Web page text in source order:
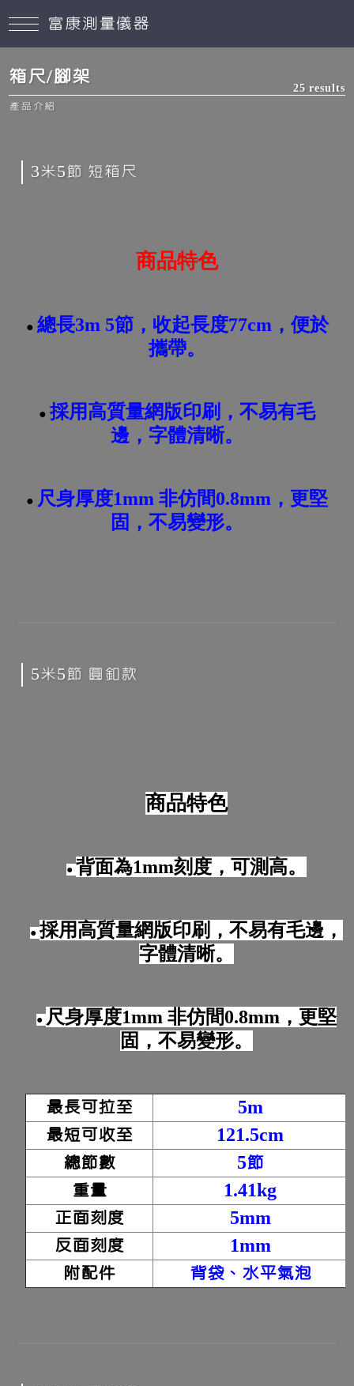
箱尺/腳架
25 results
產品介紹
3米5節 短箱尺
商品特色
● 總長3m 5節，收起長度77cm，便於
攜帶。
● 採用高質量網版印刷，不易有毛
邊，字體清晰。
● 尺身厚度1mm 非仿間0.8mm，更堅
固，不易變形。
5米5節 圓釦款
商品特色
●背面為1mm刻度，可測高。
●採用高質量網版印刷，不易有毛邊，
字體清晰。
● 尺身厚度1mm 非仿間0.8mm，更堅
固，不易變形。
最長可拉至
5m
最短可收至
121.5cm
總節數
5節
重量
1.41kg
正面刻度
5mm
反面刻度
1mm
附配件
背袋、水平氣泡
富康測量儀器